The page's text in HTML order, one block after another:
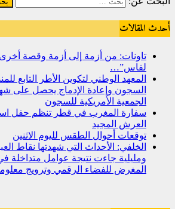
أحدث المقالات
تاونات: من أزمة إلى أزمة وقصة
لفاس”…
المعهد الوطني لتكوين الأطر التابع
السجون وإعادة الإدماج يحصل على
الجمعية الأمريكية للسجون
سفارة المغرب في قطر تنظم حفل
العرش المجيد
توقعات أحوال الطقس لليوم الاثنين
الخلفي: الأحداث التي شهدتها نقاط
ومليلية جاءت نتيجة عوامل متداخلة
المغرض للفضاء الرقمي وترويج